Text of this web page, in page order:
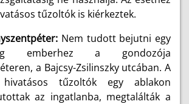
tűzoltók is kiérkeztek.
Nem tudott bejutni egy
emberhez a gondozója
a Bajcsy-Zsilinszky utcában. A
hivatásos tűzoltók egy ablakon
az ingatlanba, megtalálták a